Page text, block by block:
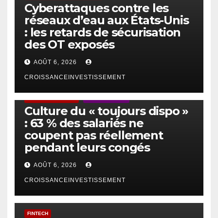
Cyberattaques contre les
réseaux d’eau aux États-Unis
: les retards de sécurisation
des OT exposés
AOÛT 6, 2026
CROISSANCEINVESTISSEMENT
Culture du « toujours dispo »
: 63 % des salariés ne
coupent pas réellement
pendant leurs congés
AOÛT 6, 2026
CROISSANCEINVESTISSEMENT
FINTECH